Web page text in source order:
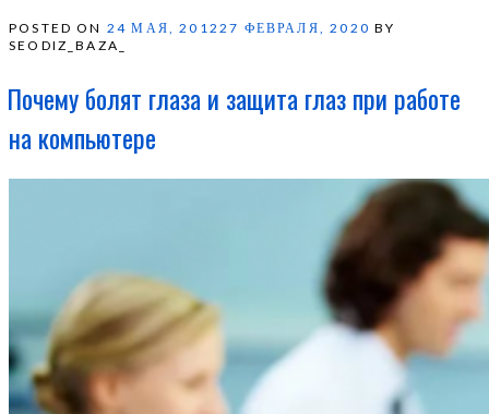
POSTED ON 24 МАЯ, 201227 ФЕВРАЛЯ, 2020 BY
SEODIZ_BAZA_
Почему болят глаза и защита глаз при работе
на компьютере